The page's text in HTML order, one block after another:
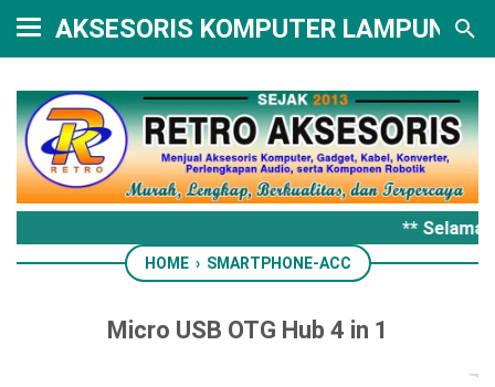
AKSESORIS KOMPUTER LAMPUNG
** Selamat
HOME › SMARTPHONE-ACC
Micro USB OTG Hub 4 in 1